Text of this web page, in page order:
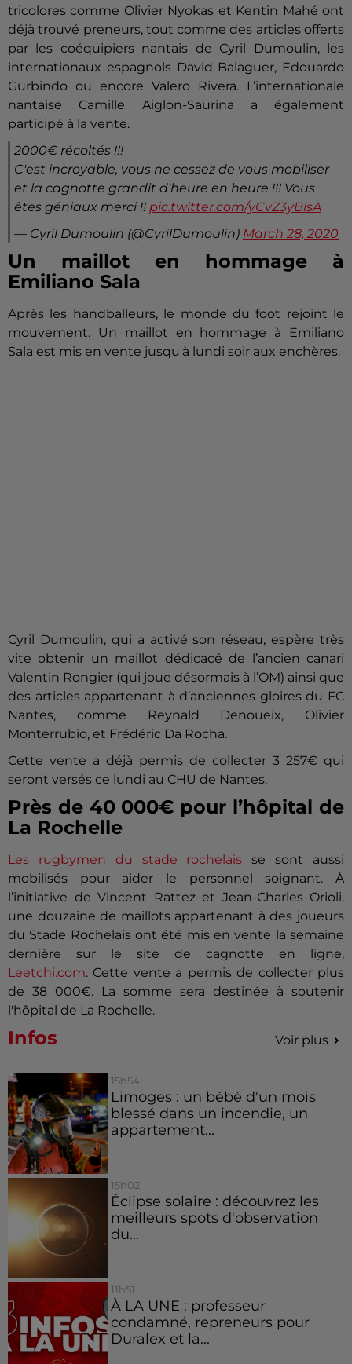
tricolores comme Olivier Nyokas et Kentin Mahé ont
déjà trouvé preneurs, tout comme des articles offerts
par les coéquipiers nantais de Cyril Dumoulin, les
internationaux espagnols David Balaguer, Edouardo
Gurbindo ou encore Valero Rivera. L’internationale
nantaise Camille Aiglon-Saurina a également
participé à la vente.
2000€ récoltés !!!
C'est incroyable, vous ne cessez de vous mobiliser
et la cagnotte grandit d'heure en heure !!! Vous
êtes géniaux merci !! pic.twitter.com/yCvZ3yBlsA
— Cyril Dumoulin (@CyrilDumoulin) March 28, 2020
Un maillot en hommage à
Emiliano Sala
Après les handballeurs, le monde du foot rejoint le
mouvement. Un maillot en hommage à Emiliano
Sala est mis en vente jusqu'à lundi soir aux enchères.
Cyril Dumoulin, qui a activé son réseau, espère très
vite obtenir un maillot dédicacé de l’ancien canari
Valentin Rongier (qui joue désormais à l’OM) ainsi que
des articles appartenant à d’anciennes gloires du FC
Nantes, comme Reynald Denoueix, Olivier
Monterrubio, et Frédéric Da Rocha.
Cette vente a déjà permis de collecter 3 257€ qui
seront versés ce lundi au CHU de Nantes.
Près de 40 000€ pour l’hôpital de
La Rochelle
Les rugbymen du stade rochelais se sont aussi
mobilisés pour aider le personnel soignant. À
l’initiative de Vincent Rattez et Jean-Charles Orioli,
une douzaine de maillots appartenant à des joueurs
du Stade Rochelais ont été mis en vente la semaine
dernière sur le site de cagnotte en ligne,
Leetchi.com. Cette vente a permis de collecter plus
de 38 000€. La somme sera destinée à soutenir
l'hôpital de La Rochelle.
Infos Voir plus
15h54
Limoges : un bébé d'un mois
blessé dans un incendie, un
appartement...
15h02
Éclipse solaire : découvrez les
meilleurs spots d'observation
du...
11h51
À LA UNE : professeur
condamné, repreneurs pour
Duralex et la...